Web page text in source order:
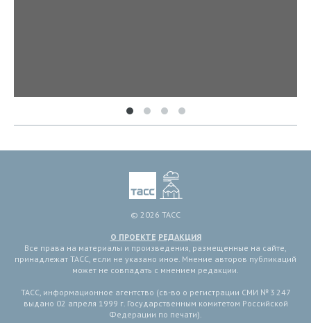
© 2026 ТАСС
О ПРОЕКТЕ РЕДАКЦИЯ
Все права на материалы и произведения, размещенные на сайте,
принадлежат ТАСС, если не указано иное. Мнение авторов публикаций
может не совпадать с мнением редакции.
ТАСС, информационное агентство (св-во о регистрации СМИ № 3 247
выдано 02 апреля 1999 г. Государственным комитетом Российской
Федерации по печати).